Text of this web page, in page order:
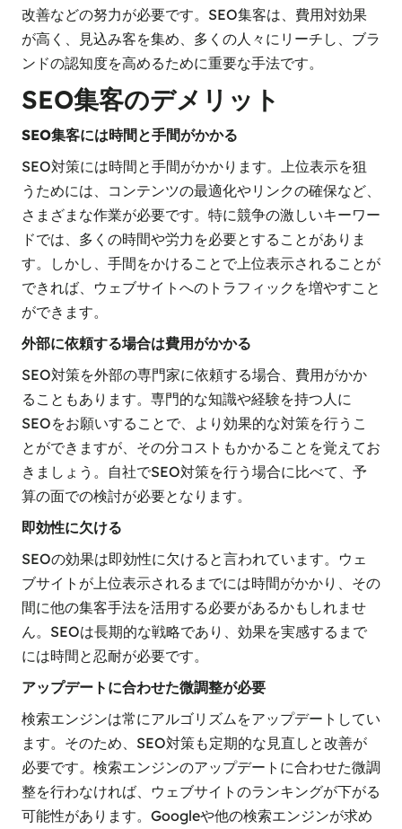
改善などの努力が必要です。SEO集客は、費用対効果
が高く、見込み客を集め、多くの人々にリーチし、ブラ
ンドの認知度を高めるために重要な手法です。
SEO集客のデメリット
SEO集客には時間と手間がかかる
SEO対策には時間と手間がかかります。上位表示を狙
うためには、コンテンツの最適化やリンクの確保など、
さまざまな作業が必要です。特に競争の激しいキーワー
ドでは、多くの時間や労力を必要とすることがありま
す。しかし、手間をかけることで上位表示されることが
できれば、ウェブサイトへのトラフィックを増やすこと
ができます。
外部に依頼する場合は費用がかかる
SEO対策を外部の専門家に依頼する場合、費用がかか
ることもあります。専門的な知識や経験を持つ人に
SEOをお願いすることで、より効果的な対策を行うこ
とができますが、その分コストもかかることを覚えてお
きましょう。自社でSEO対策を行う場合に比べて、予
算の面での検討が必要となります。
即効性に欠ける
SEOの効果は即効性に欠けると言われています。ウェ
ブサイトが上位表示されるまでには時間がかかり、その
間に他の集客手法を活用する必要があるかもしれませ
ん。SEOは長期的な戦略であり、効果を実感するまで
には時間と忍耐が必要です。
アップデートに合わせた微調整が必要
検索エンジンは常にアルゴリズムをアップデートしてい
ます。そのため、SEO対策も定期的な見直しと改善が
必要です。検索エンジンのアップデートに合わせた微調
整を行わなければ、ウェブサイトのランキングが下がる
可能性があります。Googleや他の検索エンジンが求め